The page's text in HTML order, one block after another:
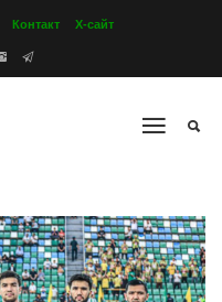
Контакт Х-сайт